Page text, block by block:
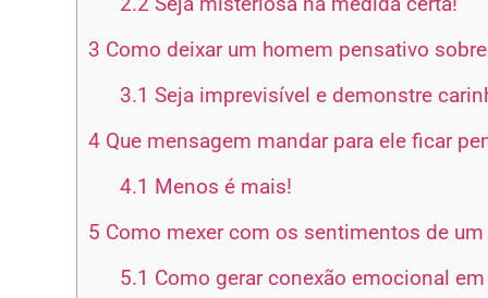
3 Como deixar um homem pensativo
3.1 Seja imprevisível e demonstre
4 Que mensagem mandar para ele ficar
4.1 Menos é mais!
5 Como mexer com os sentimentos de
5.1 Como gerar conexão emocional